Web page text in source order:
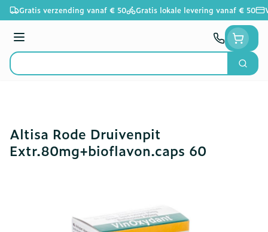
Ga naar de inhoud
Gratis verzending vanaf € 50 Gratis lokale levering vanaf € 50
Menu
Product, merk, categorie...
Zoek
Altisa Rode Druivenpit
Extr.80mg+bioflavon.caps 60